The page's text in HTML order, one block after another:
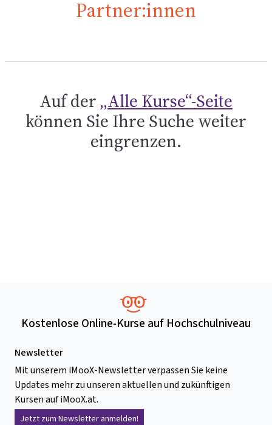
Partner:innen
Auf der „Alle Kurse“-Seite
können Sie Ihre Suche weiter
eingrenzen.
Kostenlose Online-Kurse auf Hochschulniveau
Newsletter
Mit unserem iMooX-Newsletter verpassen Sie keine
Updates mehr zu unseren aktuellen und zukünftigen
Kursen auf iMooX.at.
Jetzt zum Newsletter anmelden!